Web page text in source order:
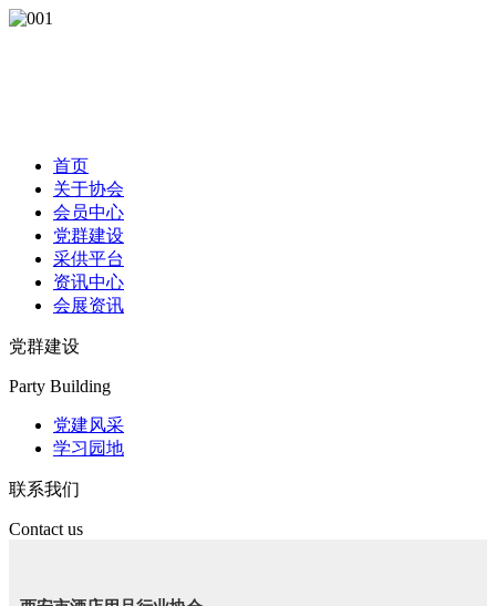
首页
关于协会
会员中心
党群建设
采供平台
资讯中心
会展资讯
党群建设
Party Building
党建风采
学习园地
联系我们
Contact us